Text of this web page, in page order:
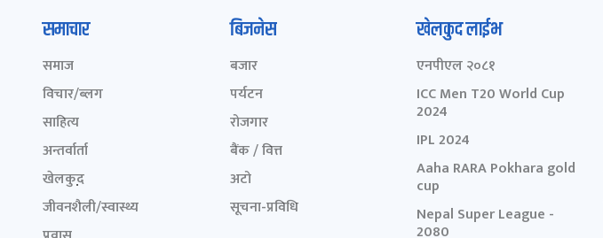
समाचार
समाज
विचार/ब्लग
साहित्य
अन्तर्वार्ता
खेलकुद़़
जीवनशैली/स्वास्थ्य
बिजनेस
बजार
पर्यटन
रोजगार
बैंक / वित्त
अटो
सूचना-प्रविधि
खेलकुद लाईभ
एनपीएल २०८१
ICC Men T20 World Cup
2024
IPL 2024
Aaha RARA Pokhara gold
cup
Nepal Super League -
2080